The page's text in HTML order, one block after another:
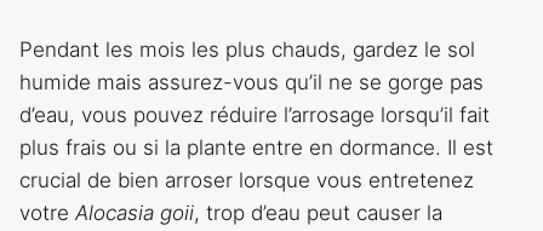
Pendant les mois les plus chauds, gardez le sol
humide mais assurez-vous qu’il ne se gorge pas
d’eau, vous pouvez réduire l’arrosage lorsqu’il fait
plus frais ou si la plante entre en dormance. Il est
crucial de bien arroser lorsque vous entretenez
votre Alocasia goii, trop d’eau peut causer la